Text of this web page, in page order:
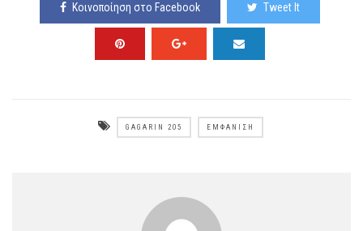
Κοινοποίηση στο Facebook Tweet It
GAGARIN 205 ΕΜΦΆΝΙΣΗ